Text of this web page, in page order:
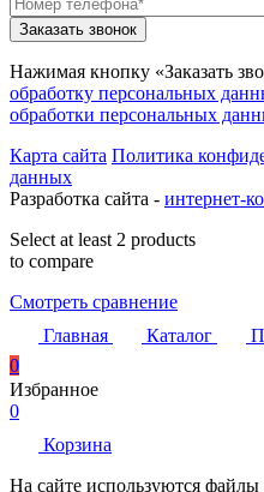
Нажимая кнопку «Заказать
обработку персональных
обработки персональных
Карта сайта Политика
данных
Разработка сайта - интернет-
Select at least 2 products
to compare
Смотреть сравнение
Главная
Каталог
0
Избранное
0
Корзина
На сайте используются файлы